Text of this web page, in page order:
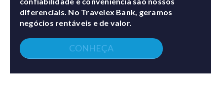
diferenciais. No Travelex Bank, geramos
negócios rentáveis e de valor.
CONHEÇA